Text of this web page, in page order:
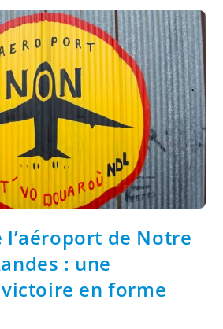
l’aéroport de Notre
: une
en forme